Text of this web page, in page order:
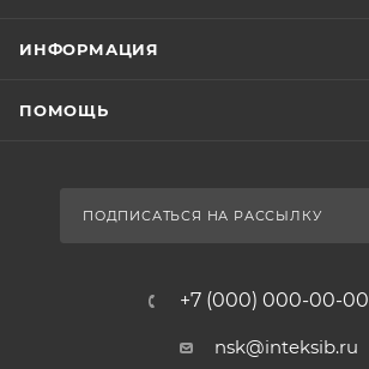
ИНФОРМАЦИЯ
ПОМОЩЬ
ПОДПИСАТЬСЯ НА РАССЫЛКУ
+7 (000) 000-00-00
nsk@inteksib.ru